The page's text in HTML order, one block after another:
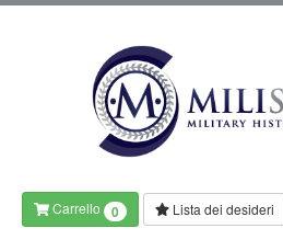
Carrello 0 Lista dei desideri